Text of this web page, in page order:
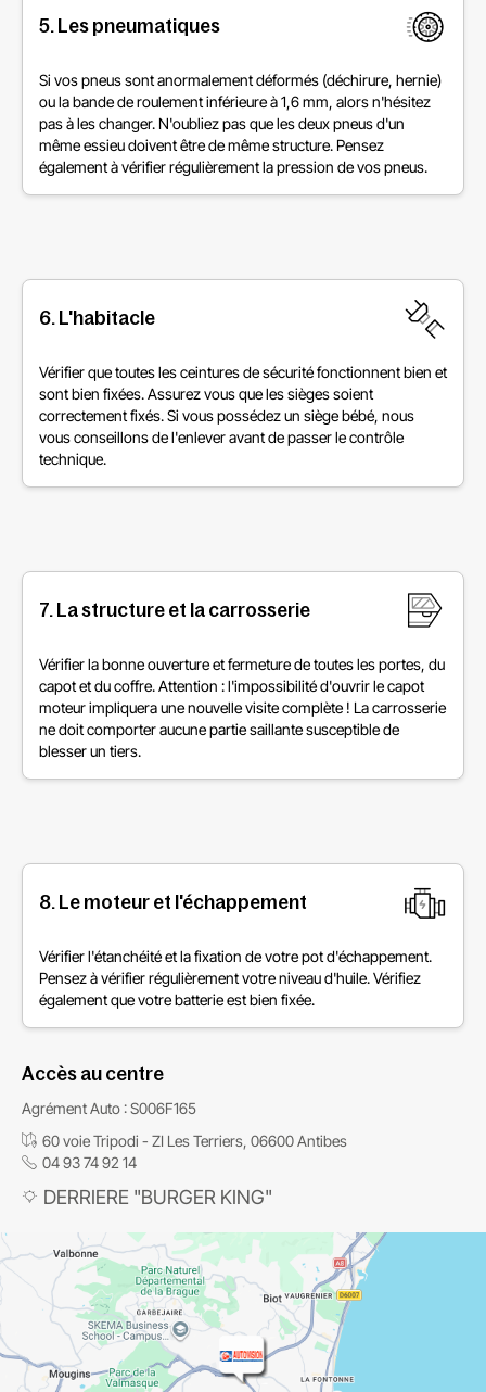
5. Les pneumatiques
Si vos pneus sont anormalement déformés (déchirure, hernie)
ou la bande de roulement inférieure à 1,6 mm, alors n'hésitez
pas à les changer. N'oubliez pas que les deux pneus d'un
même essieu doivent être de même structure. Pensez
également à vérifier régulièrement la pression de vos pneus.
6. L'habitacle
Vérifier que toutes les ceintures de sécurité fonctionnent bien et
sont bien fixées. Assurez vous que les sièges soient
correctement fixés. Si vous possédez un siège bébé, nous
vous conseillons de l'enlever avant de passer le contrôle
technique.
7. La structure et la carrosserie
Vérifier la bonne ouverture et fermeture de toutes les portes, du
capot et du coffre. Attention : l'impossibilité d'ouvrir le capot
moteur impliquera une nouvelle visite complète ! La carrosserie
ne doit comporter aucune partie saillante susceptible de
blesser un tiers.
8. Le moteur et l'échappement
Vérifier l'étanchéité et la fixation de votre pot d'échappement.
Pensez à vérifier régulièrement votre niveau d'huile. Vérifiez
également que votre batterie est bien fixée.
Accès au centre
Agrément Auto : S006F165
60 voie Tripodi - ZI Les Terriers, 06600 Antibes
04 93 74 92 14
DERRIERE "BURGER KING"